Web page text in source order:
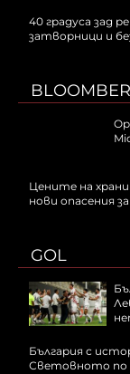
40 градуса зад
затворници и
Цените на
нови опасения
GOL
България с
Световното по